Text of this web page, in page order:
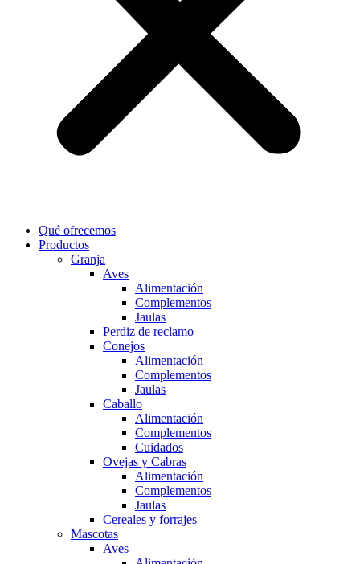
Qué ofrecemos
Productos
Granja
Aves
Alimentación
Complementos
Jaulas
Perdiz de reclamo
Conejos
Alimentación
Complementos
Jaulas
Caballo
Alimentación
Complementos
Cuidados
Ovejas y Cabras
Alimentación
Complementos
Jaulas
Cereales y forrajes
Mascotas
Aves